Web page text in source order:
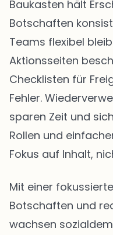
Baukasten hält
Botschaften
Teams flexibel
Aktionsseiten
Checklisten für
Fehler.
sparen Zeit und
Rollen und
Fokus auf Inhalt,
Mit einer
Botschaften und
wachsen